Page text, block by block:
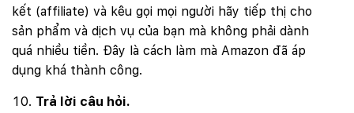
kết (affiliate) và kêu gọi mọi người hãy tiếp thị cho
sản phẩm và dịch vụ của bạn mà không phải dành
quá nhiều tiền. Đây là cách làm mà Amazon đã áp
dụng khá thành công.
Trả lời câu hỏi.